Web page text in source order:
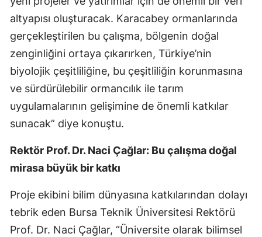
altyapısı oluşturacak. Karacabey ormanlarında
gerçekleştirilen bu çalışma, bölgenin doğal
zenginliğini ortaya çıkarırken, Türkiye’nin
biyolojik çeşitliliğine, bu çeşitliliğin korunmasına
ve sürdürülebilir ormancılık ile tarım
uygulamalarının gelişimine de önemli katkılar
sunacak” diye konuştu.
Rektör Prof. Dr. Naci Çağlar: Bu çalışma doğal
mirasa büyük bir katkı
Proje ekibini bilim dünyasına katkılarından dolayı
tebrik eden Bursa Teknik Üniversitesi Rektörü
Prof. Dr. Naci Çağlar, “Üniversite olarak bilimsel